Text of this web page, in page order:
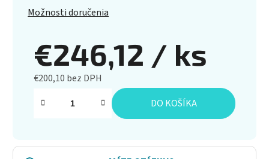
Možnosti doručenia
€246,12 / ks
€200,10 bez DPH
Jednotková cena:
DO KOŠÍKA